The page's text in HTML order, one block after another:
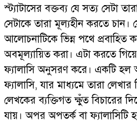
স্ট্যাটাসের বক্তব্য যে সত্য সেটা
সেটাকে তারা মূল্যহীন করতে
আলোচনাটিকে ভিন্ন পথে প্রবাহিত
অবমূল্যায়িত করা। এটা করতে
ফ্যালাসি অনুসরণ করে। একটি হল
ফ্যালাসি, যার মাধ্যমে তারা লেখার
লেখকের ব্যক্তিগত ক্ষুঁত বিচারের
যায়। অপর অপতর্ক বা ফ্যালাসিটি